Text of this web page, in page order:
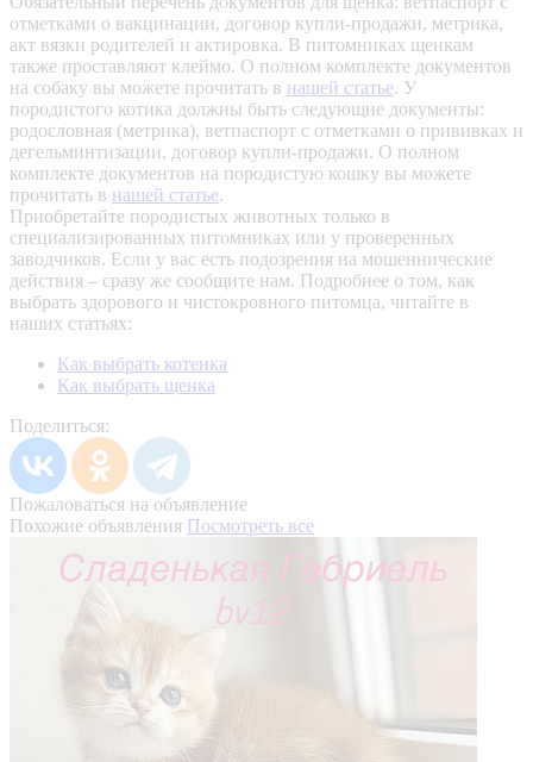
отметками о вакцинации, договор купли-продажи, метрика,
акт вязки родителей и актировка. В питомниках щенкам
также проставляют клеймо. О полном комплекте документов
на собаку вы можете прочитать в нашей статье. У
породистого котика должны быть следующие документы:
родословная (метрика), ветпаспорт с отметками о прививках и
дегельминтизации, договор купли-продажи. О полном
комплекте документов на породистую кошку вы можете
прочитать в нашей статье.
Приобретайте породистых животных только в
специализированных питомниках или у проверенных
заводчиков. Если у вас есть подозрения на мошеннические
действия – сразу же сообщите нам. Подробнее о том, как
выбрать здорового и чистокровного питомца, читайте в
наших статьях:
Как выбрать котенка
Как выбрать щенка
Поделиться:
Пожаловаться на объявление
Похожие объявления Посмотреть все